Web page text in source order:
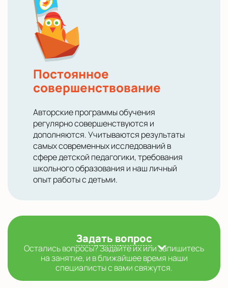
Постоянное
совершенствование
Авторские программы обучения
регулярно совершенствуются и
дополняются. Учитываются результаты
самых современных исследований в
сфере детской педагогики, требования
школьного образования и наш личный
опыт работы с детьми.
Задать вопрос
Остались вопросы? Задайте их или запишитесь
на занятие, и в ближайшее время наши
специалисты с вами свяжутся.